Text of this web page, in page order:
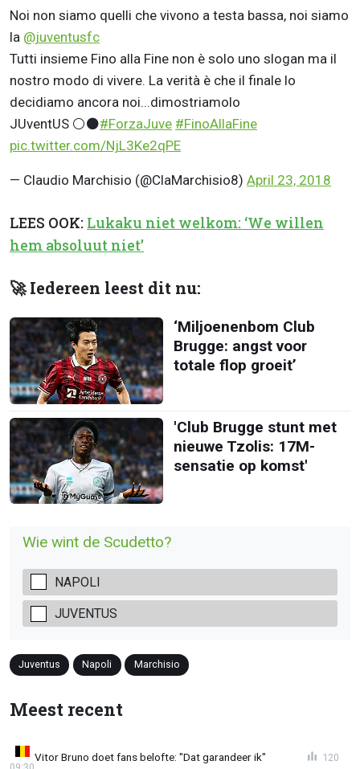
Noi non siamo quelli che vivono a testa bassa, noi siamo
la @juventusfc
Tutti insieme Fino alla Fine non è solo uno slogan ma il
nostro modo di vivere. La verità è che il finale lo
decidiamo ancora noi...dimostriamolo
JUventUS ⚪⚫#ForzaJuve #FinoAllaFine
pic.twitter.com/NjL3Ke2qPE
— Claudio Marchisio (@ClaMarchisio8) April 23, 2018
LEES OOK: Lukaku niet welkom: ‘We willen
hem absoluut niet’
🚀 Iedereen leest dit nu:
‘Miljoenenbom Club
Brugge: angst voor
totale flop groeit’
'Club Brugge stunt met
nieuwe Tzolis: 17M-
sensatie op komst'
Wie wint de Scudetto?
NAPOLI
JUVENTUS
Juventus Napoli Marchisio
Meest recent
Vitor Bruno doet fans belofte: "Dat garandeer ik" 120